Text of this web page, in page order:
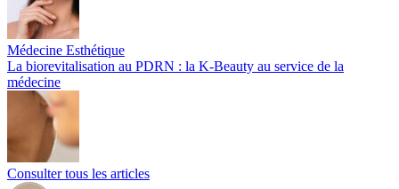
Médecine Esthétique
La biorevitalisation au PDRN : la K-Beauty au service de la
médecine
Consulter tous les articles